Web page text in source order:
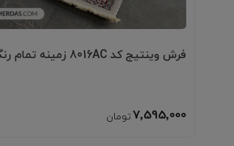
فرش وینتیج کد 8316LA زمینه تمام رنگ
7٬595٬000